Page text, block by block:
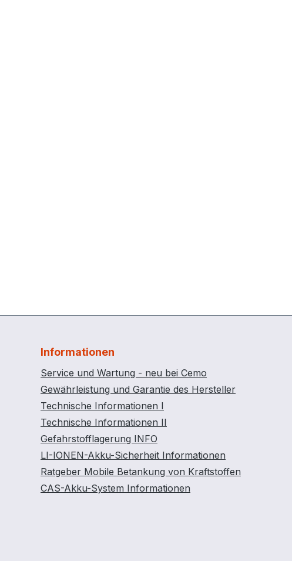
Informationen
Service und Wartung - neu bei Cemo
Gewährleistung und Garantie des Hersteller
Technische Informationen I
Technische Informationen II
Gefahrstofflagerung INFO
LI-IONEN-Akku-Sicherheit Informationen
Ratgeber Mobile Betankung von Kraftstoffen
CAS-Akku-System Informationen